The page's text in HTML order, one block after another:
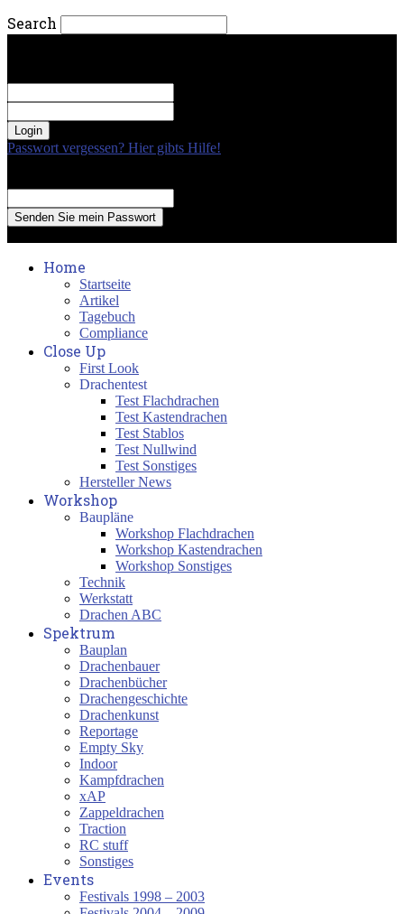
Search
Passwort vergessen? Hier gibts Hilfe!
Home
Startseite
Artikel
Tagebuch
Compliance
Close Up
First Look
Drachentest
Test Flachdrachen
Test Kastendrachen
Test Stablos
Test Nullwind
Test Sonstiges
Hersteller News
Workshop
Baupläne
Workshop Flachdrachen
Workshop Kastendrachen
Workshop Sonstiges
Technik
Werkstatt
Drachen ABC
Spektrum
Bauplan
Drachenbauer
Drachenbücher
Drachengeschichte
Drachenkunst
Reportage
Empty Sky
Indoor
Kampfdrachen
xAP
Zappeldrachen
Traction
RC stuff
Sonstiges
Events
Festivals 1998 – 2003